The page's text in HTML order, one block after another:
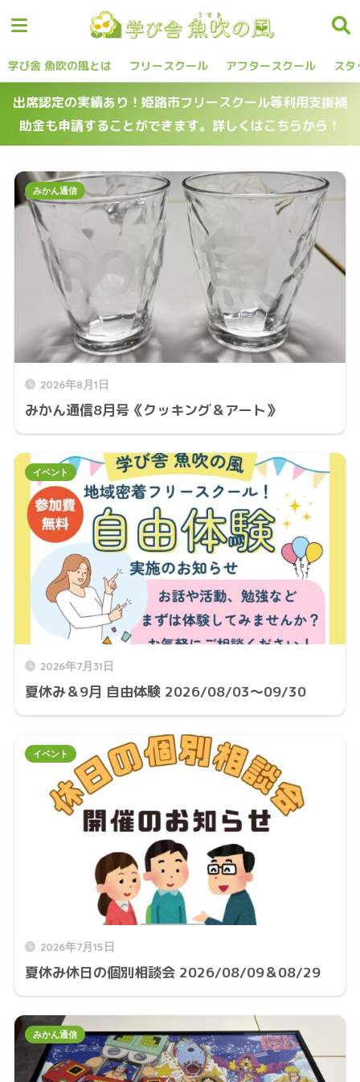
学び舎 魚吹の風とは フリースクール アフタースクール スタ
出席認定の実績あり！姫路市フリースクール等利用支援補
助金も申請することができます。詳しくはこちらから！
2026年8月1日
みかん通信8月号《クッキング＆アート》
みかん通信
2026年7月31日
夏休み＆9月 自由体験 2026/08/03～09/30
イベント
2026年7月15日
夏休み休日の個別相談会 2026/08/09＆08/29
イベント
みかん通信